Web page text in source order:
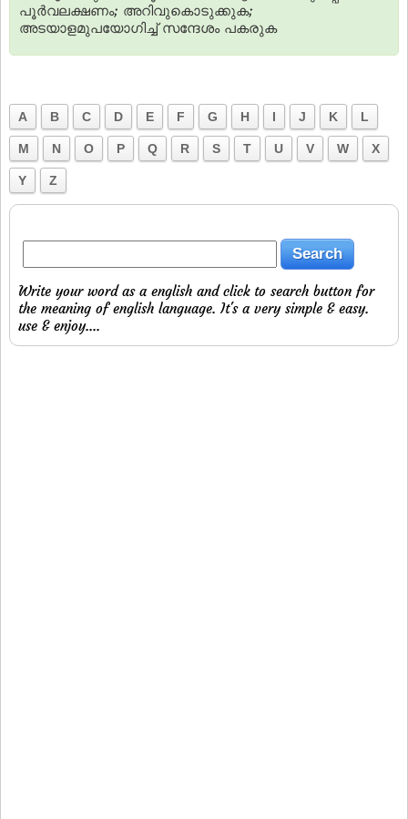
പൂര്‍വലക്ഷണം; അറിവുകൊടുക്കുക;
അടയാളമുപയോഗിച്ച്‌ സന്ദേശം പകരുക
A B C D E F G H I J K L
M N O P Q R S T U V W X
Y Z
Write your word as a english and click to search button for
the meaning of english language. It's a very simple & easy.
use & enjoy....